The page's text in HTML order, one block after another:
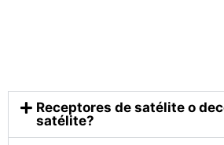
Receptores de satélite o
satélite?